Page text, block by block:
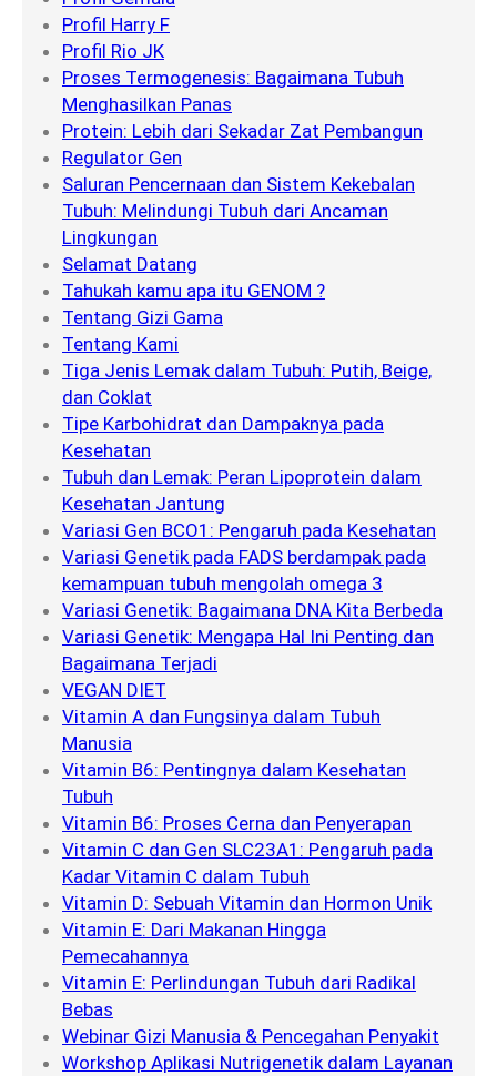
Profil Harry F
Profil Rio JK
Proses Termogenesis: Bagaimana Tubuh
Menghasilkan Panas
Protein: Lebih dari Sekadar Zat Pembangun
Regulator Gen
Saluran Pencernaan dan Sistem Kekebalan
Tubuh: Melindungi Tubuh dari Ancaman
Lingkungan
Selamat Datang
Tahukah kamu apa itu GENOM ?
Tentang Gizi Gama
Tentang Kami
Tiga Jenis Lemak dalam Tubuh: Putih, Beige,
dan Coklat
Tipe Karbohidrat dan Dampaknya pada
Kesehatan
Tubuh dan Lemak: Peran Lipoprotein dalam
Kesehatan Jantung
Variasi Gen BCO1: Pengaruh pada Kesehatan
Variasi Genetik pada FADS berdampak pada
kemampuan tubuh mengolah omega 3
Variasi Genetik: Bagaimana DNA Kita Berbeda
Variasi Genetik: Mengapa Hal Ini Penting dan
Bagaimana Terjadi
VEGAN DIET
Vitamin A dan Fungsinya dalam Tubuh
Manusia
Vitamin B6: Pentingnya dalam Kesehatan
Tubuh
Vitamin B6: Proses Cerna dan Penyerapan
Vitamin C dan Gen SLC23A1: Pengaruh pada
Kadar Vitamin C dalam Tubuh
Vitamin D: Sebuah Vitamin dan Hormon Unik
Vitamin E: Dari Makanan Hingga
Pemecahannya
Vitamin E: Perlindungan Tubuh dari Radikal
Bebas
Webinar Gizi Manusia & Pencegahan Penyakit
Workshop Aplikasi Nutrigenetik dalam Layanan